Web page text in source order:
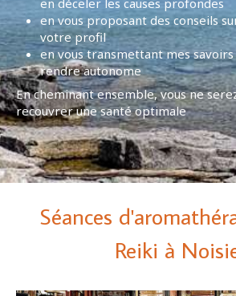
en vous proposant des conseils
votre profil
en vous transmettant mes savoirs
rendre autonome
En cheminant ensemble, vous ne
recouvrer une santé optimale
Séances
Reiki à